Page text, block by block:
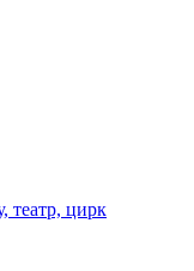
театр, цирк